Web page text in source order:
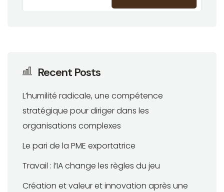
Recent Posts
L’humilité radicale, une compétence
stratégique pour diriger dans les
organisations complexes
Le pari de la PME exportatrice
Travail : l’IA change les règles du jeu
Création et valeur et innovation après une